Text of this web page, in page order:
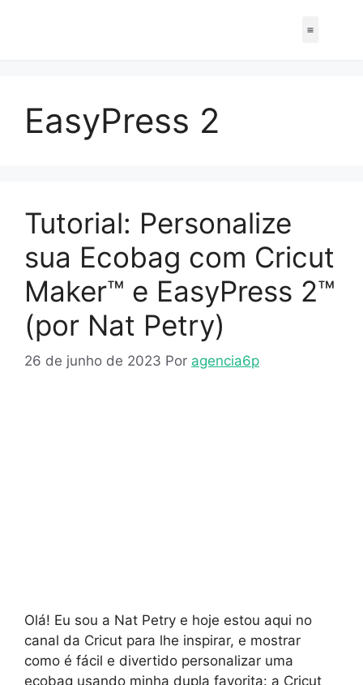
EasyPress 2
Tutorial: Personalize
sua Ecobag com Cricut
Maker™ e EasyPress 2™
(por Nat Petry)
26 de junho de 2023 Por agencia6p
Olá! Eu sou a Nat Petry e hoje estou aqui no
canal da Cricut para lhe inspirar, e mostrar
como é fácil e divertido personalizar uma
ecobag usando minha dupla favorita: a Cricut